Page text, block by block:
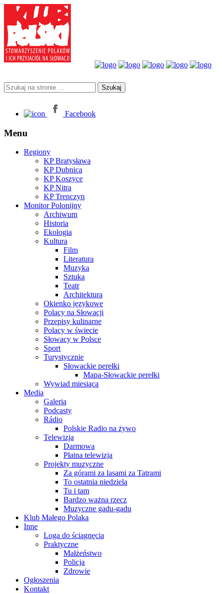
Facebook
Menu
Regiony
KP Bratysława
KP Dubnica
KP Koszyce
KP Nitra
KP Trenczyn
Monitor Polonijny
Archiwum
Historia
Ekologia
Kultura
Film
Literatura
Muzyka
Sztuka
Teatr
Architektura
Okienko językowe
Polacy na Słowacji
Przepisy kulinarne
Polacy w świecie
Słowacy w Polsce
Sport
Turystycznie
Słowackie perełki
Mapa-Słowackie perełki
Wywiad miesiąca
Media
Galeria
Podcasty
Rádio
Polskie Radio na żywo
Telewizja
Darmowa
Płatna telewizja
Projekty muzyczne
Za górami za lasami za Tatrami
To ostatnia niedziela
Tu i tam
Bardzo ważna rzecz
Muzyczne gadu-gadu
Klub Małego Polaka
Inne
Loga do ściągnęcia
Praktyczne
Małżeństwo
Policja
Zdrowie
Ogłoszenia
Kontakt